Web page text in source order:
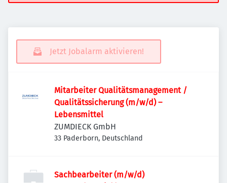
Jetzt Jobalarm aktivieren!
Mitarbeiter Qualitätsmanagement /
Qualitätssicherung (m⁠/⁠w⁠/⁠d) –
Lebensmittel
ZUMDIECK GmbH
33 Paderborn, Deutschland
Sachbearbeiter (m/w/d)